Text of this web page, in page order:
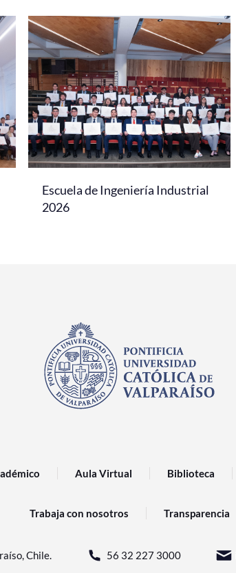
Escuela de Ingeniería Industrial
2026
Aula Virtual Biblioteca
Trabaja con nosotros Transparencia
Chile. 56 32 227 3000